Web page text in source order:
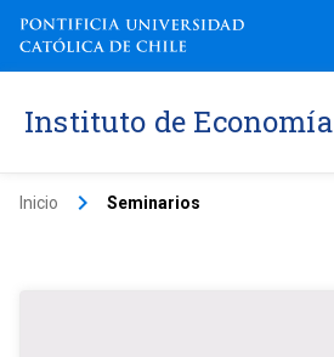
Instituto de Economía
Inicio keyboard_arrow_right Seminarios